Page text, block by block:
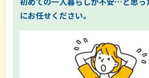
にお任せください。